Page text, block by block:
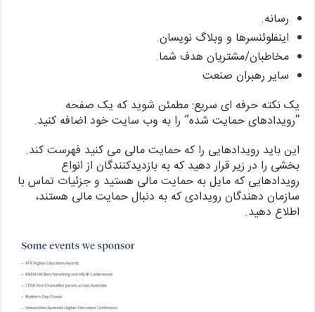
رسانه.
اینفلوئنسرها و وبلاگ نویسان.
مخاطبان/مشتریان هدف شما.
سایر رهبران صنعت
یک نکته حرفه ای سریع: مطمئن شوید که یک صفحه
“رویدادهای حمایت شده” را به وب سایت خود اضافه کنید.
این باید رویدادهایی را که حمایت مالی می کنید فهرست کند.
بخشی را در زیر قرار دهید که به بازدیدکنندگان از انواع
رویدادهایی که مایل به حمایت مالی هستید و جزئیات تماس با
سازمان دهندگان رویدادی که به دنبال حمایت مالی هستند،
اطلاع دهید.